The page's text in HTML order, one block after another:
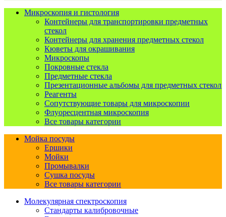
Микроскопия и гистология
Контейнеры для транспортировки предметных
стекол
Контейнеры для хранения предметных стекол
Кюветы для окрашивания
Микроскопы
Покровные стекла
Предметные стекла
Презентационные альбомы для предметных стекол
Реагенты
Сопутствующие товары для микроскопии
Флуоресцентная микроскопия
Все товары категории
Мойка посуды
Ершики
Мойки
Промывалки
Сушка посуды
Все товары категории
Молекулярная спектроскопия
Стандарты калибровочные